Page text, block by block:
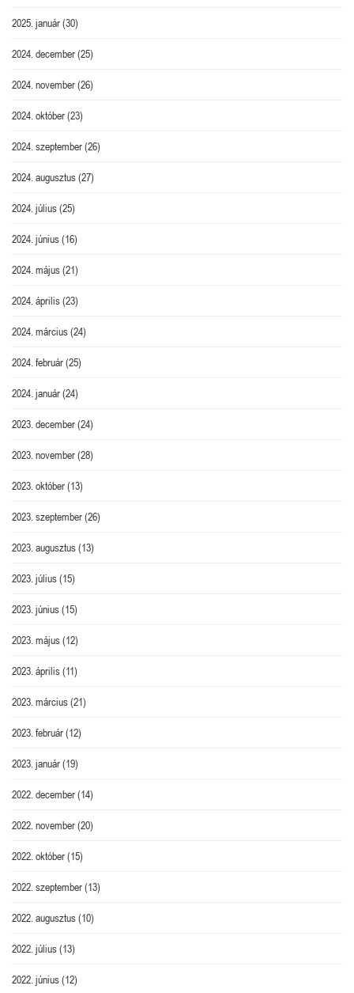
2025. január(30)
2024. december(25)
2024. november(26)
2024. október(23)
2024. szeptember(26)
2024. augusztus(27)
2024. július(25)
2024. június(16)
2024. május(21)
2024. április(23)
2024. március(24)
2024. február(25)
2024. január(24)
2023. december(24)
2023. november(28)
2023. október(13)
2023. szeptember(26)
2023. augusztus(13)
2023. július(15)
2023. június(15)
2023. május(12)
2023. április(11)
2023. március(21)
2023. február(12)
2023. január(19)
2022. december(14)
2022. november(20)
2022. október(15)
2022. szeptember(13)
2022. augusztus(10)
2022. július(13)
2022. június(12)